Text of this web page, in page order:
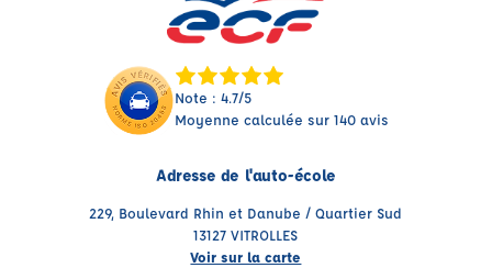
Note : 4.7/5
Moyenne calculée sur 140 avis
Adresse de l'auto-école
229, Boulevard Rhin et Danube / Quartier Sud
13127 VITROLLES
Voir sur la carte